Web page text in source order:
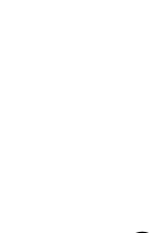
#강원도신문공고 #
신문공고 #고성군신
신문공고 #화천신
신문공고 #평창신
신문공고 #삼척신
#영동신문공고 #오